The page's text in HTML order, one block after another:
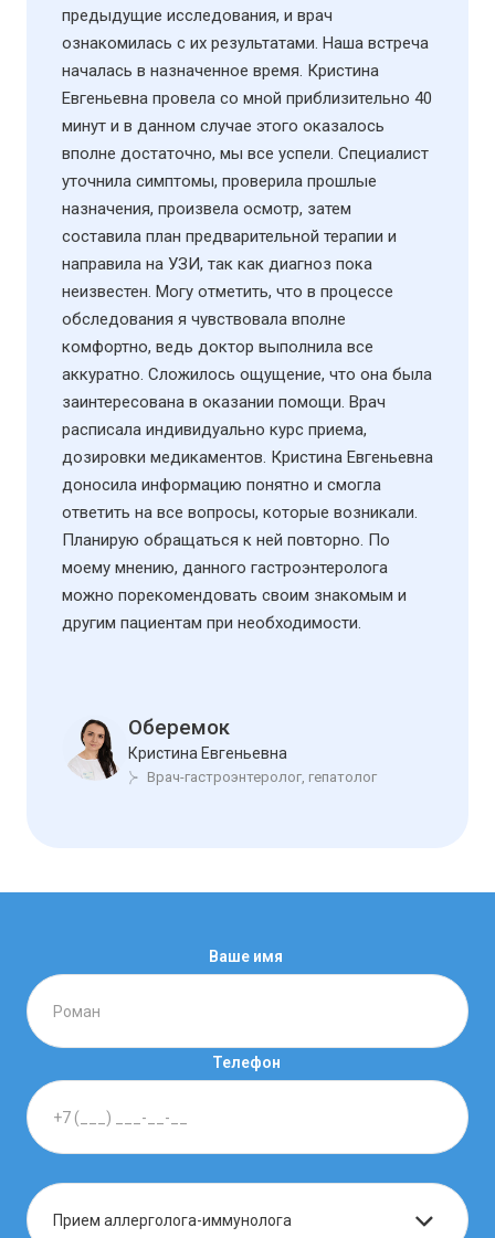
предыдущие исследования, и врач
ознакомилась с их результатами. Наша встреча
началась в назначенное время. Кристина
Евгеньевна провела со мной приблизительно 40
минут и в данном случае этого оказалось
вполне достаточно, мы все успели. Специалист
уточнила симптомы, проверила прошлые
назначения, произвела осмотр, затем
составила план предварительной терапии и
направила на УЗИ​, так как диагноз пока
неизвестен. Могу отметить, что в процессе
обследования я чувствовала вполне
комфортно, ведь доктор выполнила все
аккуратно. Сложилось ощущение, что она была
заинтересована в оказании помощи. Врач
расписала индивидуально курс приема,
дозировки медикаментов. Кристина Евгеньевна
доносила информацию понятно и смогла
ответить на все вопросы, которые возникали.
Планирую обращаться к ней повторно. По
моему мнению, данного гастроэнтеролога
можно порекомендовать своим знакомым и
другим пациентам при необходимости.
Оберемок
Кристина Евгеньевна
Врач-гастроэнтеролог, гепатолог
Ваше имя
Телефон